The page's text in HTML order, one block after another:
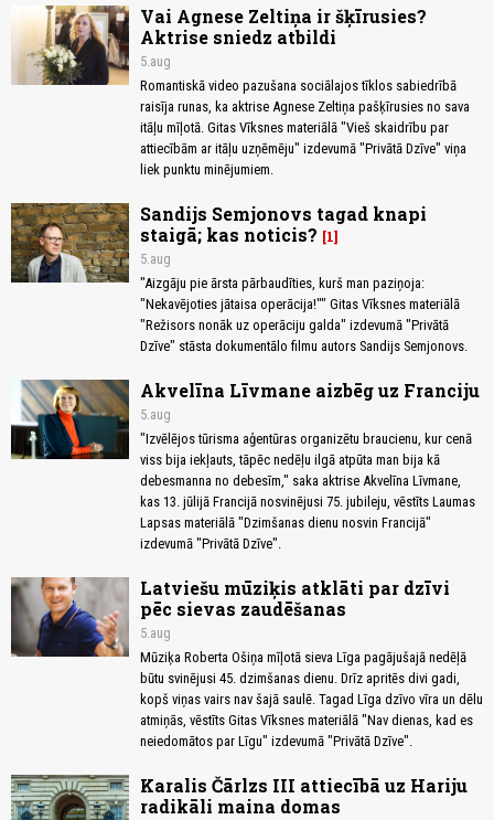
Vai Agnese Zeltiņa ir šķīrusies?
Aktrise sniedz atbildi
5.aug
Romantiskā video pazušana sociālajos tīklos sabiedrībā
raisīja runas, ka aktrise Agnese Zeltiņa pašķīrusies no sava
itāļu mīļotā. Gitas Vīksnes materiālā "Vieš skaidrību par
attiecībām ar itāļu uzņēmēju" izdevumā "Privātā Dzīve" viņa
liek punktu minējumiem.
Sandijs Semjonovs tagad knapi
staigā; kas noticis?
1
5.aug
"Aizgāju pie ārsta pārbaudīties, kurš man paziņoja:
"Nekavējoties jātaisa operācija!"" Gitas Vīksnes materiālā
"Režisors nonāk uz operāciju galda" izdevumā "Privātā
Dzīve" stāsta dokumentālo filmu autors Sandijs Semjonovs.
Akvelīna Līvmane aizbēg uz Franciju
5.aug
"Izvēlējos tūrisma aģentūras organizētu braucienu, kur cenā
viss bija iekļauts, tāpēc nedēļu ilgā atpūta man bija kā
debesmanna no debesīm," saka aktrise Akvelīna Līvmane,
kas 13. jūlijā Francijā nosvinējusi 75. jubileju, vēstīts Laumas
Lapsas materiālā "Dzimšanas dienu nosvin Francijā"
izdevumā "Privātā Dzīve".
Latviešu mūziķis atklāti par dzīvi
pēc sievas zaudēšanas
5.aug
Mūziķa Roberta Ošiņa mīļotā sieva Līga pagājušajā nedēļā
būtu svinējusi 45. dzimšanas dienu. Drīz apritēs divi gadi,
kopš viņas vairs nav šajā saulē. Tagad Līga dzīvo vīra un dēlu
atmiņās, vēstīts Gitas Vīksnes materiālā "Nav dienas, kad es
neiedomātos par Līgu" izdevumā "Privātā Dzīve".
Karalis Čārlzs III attiecībā uz Hariju
radikāli maina domas